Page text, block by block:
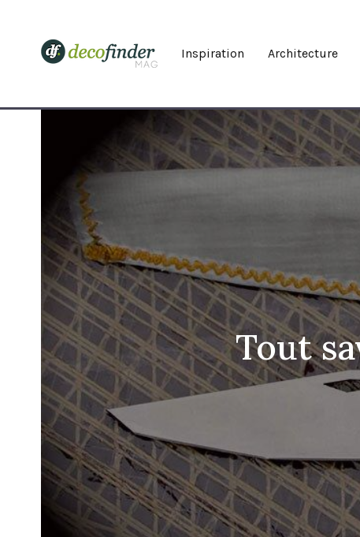
Inspiration Architecture
Tout